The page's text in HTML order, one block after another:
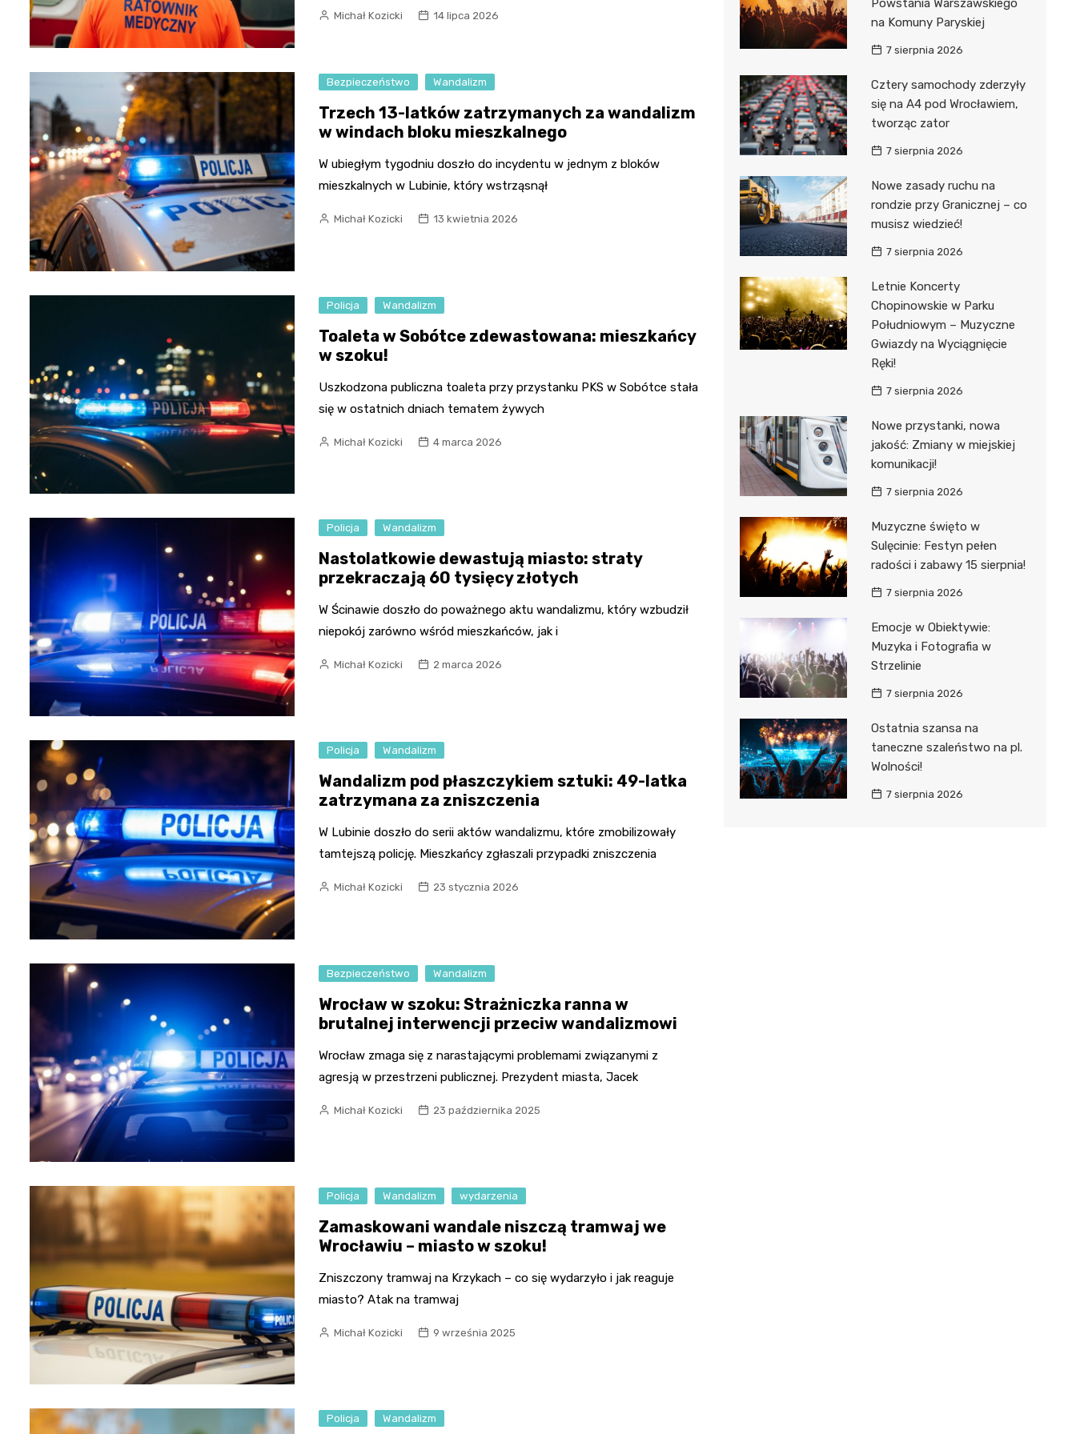
Michał Kozicki 14 lipca 2026
Bezpieczeństwo Wandalizm
Trzech 13-latków zatrzymanych za wandalizm
w windach bloku mieszkalnego
W ubiegłym tygodniu doszło do incydentu w jednym z bloków
mieszkalnych w Lubinie, który wstrząsnął
Michał Kozicki 13 kwietnia 2026
Policja Wandalizm
Toaleta w Sobótce zdewastowana: mieszkańcy
w szoku!
Uszkodzona publiczna toaleta przy przystanku PKS w Sobótce stała
się w ostatnich dniach tematem żywych
Michał Kozicki 4 marca 2026
Policja Wandalizm
Nastolatkowie dewastują miasto: straty
przekraczają 60 tysięcy złotych
W Ścinawie doszło do poważnego aktu wandalizmu, który wzbudził
niepokój zarówno wśród mieszkańców, jak i
Michał Kozicki 2 marca 2026
Policja Wandalizm
Wandalizm pod płaszczykiem sztuki: 49-latka
zatrzymana za zniszczenia
W Lubinie doszło do serii aktów wandalizmu, które zmobilizowały
tamtejszą policję. Mieszkańcy zgłaszali przypadki zniszczenia
Michał Kozicki 23 stycznia 2026
Bezpieczeństwo Wandalizm
Wrocław w szoku: Strażniczka ranna w
brutalnej interwencji przeciw wandalizmowi
Wrocław zmaga się z narastającymi problemami związanymi z
agresją w przestrzeni publicznej. Prezydent miasta, Jacek
Michał Kozicki 23 października 2025
Policja Wandalizm wydarzenia
Zamaskowani wandale niszczą tramwaj we
Wrocławiu – miasto w szoku!
Zniszczony tramwaj na Krzykach – co się wydarzyło i jak reaguje
miasto? Atak na tramwaj
Michał Kozicki 9 września 2025
Policja Wandalizm
Powstania Warszawskiego
na Komuny Paryskiej
7 sierpnia 2026
Cztery samochody zderzyły
się na A4 pod Wrocławiem,
tworząc zator
7 sierpnia 2026
Nowe zasady ruchu na
rondzie przy Granicznej – co
musisz wiedzieć!
7 sierpnia 2026
Letnie Koncerty
Chopinowskie w Parku
Południowym – Muzyczne
Gwiazdy na Wyciągnięcie
Ręki!
7 sierpnia 2026
Nowe przystanki, nowa
jakość: Zmiany w miejskiej
komunikacji!
7 sierpnia 2026
Muzyczne święto w
Sulęcinie: Festyn pełen
radości i zabawy 15 sierpnia!
7 sierpnia 2026
Emocje w Obiektywie:
Muzyka i Fotografia w
Strzelinie
7 sierpnia 2026
Ostatnia szansa na
taneczne szaleństwo na pl.
Wolności!
7 sierpnia 2026